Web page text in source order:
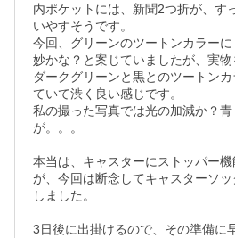
内ポケットには、新聞2つ折が、す
いやすそうです。
今回、グリーンのツートンカラー
妙かな？と案じていましたが、実
ダークグリーンと黒とのツートン
ていて渋く良い感じです。
私の撮った写真では光の加減か？
が。。。
本当は、キャスターにストッパー
が、今回は断念してキャスターソ
しました。
3日後に出掛けるので、その準備に